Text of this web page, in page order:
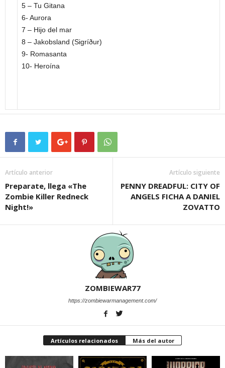
5 – Tu Gitana
6- Aurora
7 – Hijo del mar
8 – Jakobsland (Sigríður)
9- Romasanta
10- Heroína
Artículo anterior
Preparate, llega «The
Zombie Killer Redneck
Night!»
Artículo siguiente
PENNY DREADFUL: CITY OF
ANGELS FICHA A DANIEL
ZOVATTO
ZOMBIEWAR77
https://zombiewarmanagement.com/
Artículos relacionados Más del autor